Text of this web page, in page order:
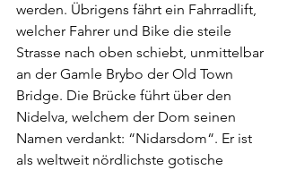
werden. Übrigens fährt ein Fahrradlift,
welcher Fahrer und Bike die steile
Strasse nach oben schiebt, unmittelbar
an der Gamle Brybo der Old Town
Bridge. Die Brücke führt über den
Nidelva, welchem der Dom seinen
Namen verdankt: “Nidarsdom“. Er ist
als weltweit nördlichste gotische